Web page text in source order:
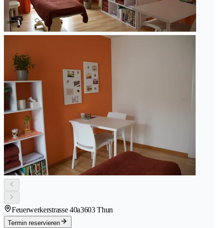
Feuerwerkerstrasse 40a3603 Thun
Termin reservieren